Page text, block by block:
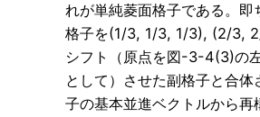
れが単純菱面格子である。即
格子を(1/3, 1/3, 1/3), (2/3,
シフト（原点を図-3-4(3)の
として）させた副格子と合体
子の基本並進ベクトルから再